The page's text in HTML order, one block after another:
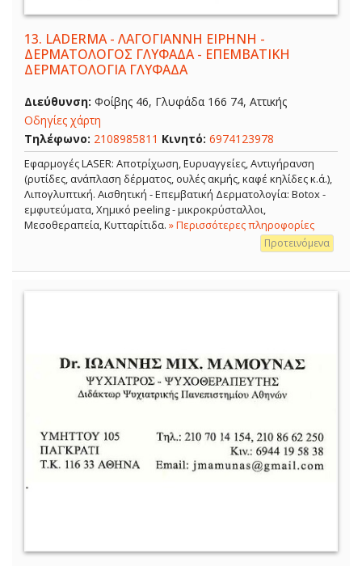
13. LADERMA - ΛΑΓΟΓΙΑΝΝΗ ΕΙΡΗΝΗ -
ΔΕΡΜΑΤΟΛΟΓΟΣ ΓΛΥΦΑΔΑ - ΕΠΕΜΒΑΤΙΚΗ
ΔΕΡΜΑΤΟΛΟΓΙΑ ΓΛΥΦΑΔΑ
Διεύθυνση: Φοίβης 46, Γλυφάδα 166 74, Αττικής
Οδηγίες χάρτη
Τηλέφωνο: 2108985811 Κινητό: 6974123978
Εφαρμογές LASER: Αποτρίχωση, Ευρυαγγείες, Αντιγήρανση
(ρυτίδες, ανάπλαση δέρματος, ουλές ακμής, καφέ κηλίδες κ.ά.),
Λιπογλυπτική. Αισθητική - Επεμβατική Δερματολογία: Botox -
εμφυτεύματα, Χημικό peeling - μικροκρύσταλλοι,
Μεσοθεραπεία, Κυτταρίτιδα. » Περισσότερες πληροφορίες
Προτεινόμενα